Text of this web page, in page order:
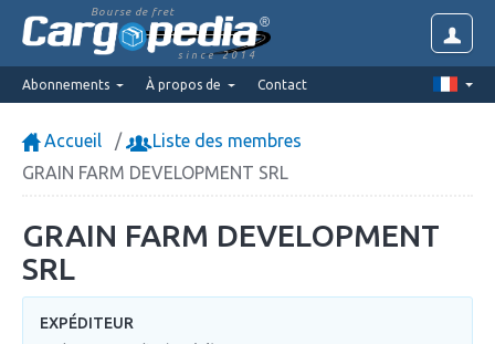
Bourse de fret
since 2014
Abonnements À propos de Contact
Accueil
Liste des membres
GRAIN FARM DEVELOPMENT SRL
GRAIN FARM DEVELOPMENT
SRL
EXPÉDITEUR